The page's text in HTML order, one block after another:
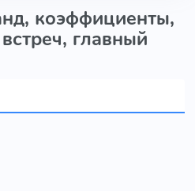
коэффициенты,
главный